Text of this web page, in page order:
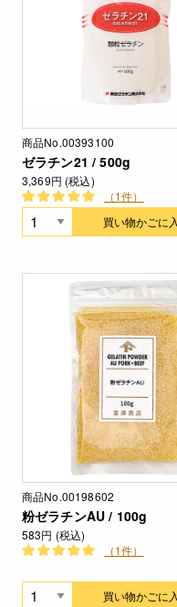
商品No.00393100
ゼラチン21 / 500g
3,369円 (税込)
（1件）
買い物かごに
商品No.00198602
粉ゼラチンAU / 100g
583円 (税込)
（1件）
買い物かごに